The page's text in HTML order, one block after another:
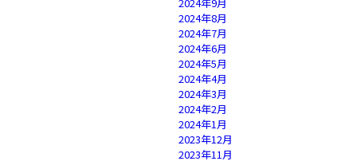
2024年8月
2024年7月
2024年6月
2024年5月
2024年4月
2024年3月
2024年2月
2024年1月
2023年12月
2023年11月